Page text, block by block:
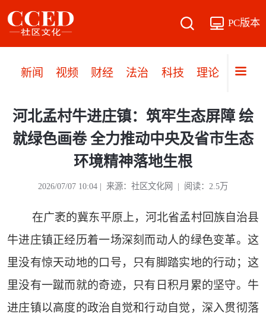
PC版本
新闻 视频 财经 法治 科技 理论 党建
河北孟村牛进庄镇：筑牢生态屏障 绘
就绿色画卷 全力推动中央及省市生态
环境精神落地生根
2026/07/07 10:04 | 来源：社区文化网 | 阅读：2.5万
在广袤的冀东平原上，河北省孟村回族自治县
牛进庄镇正经历着一场深刻而动人的绿色变革。这
里没有惊天动地的口号，只有脚踏实地的行动；这
里没有一蹴而就的奇迹，只有日积月累的坚守。牛
进庄镇以高度的政治自觉和行动自觉，深入贯彻落